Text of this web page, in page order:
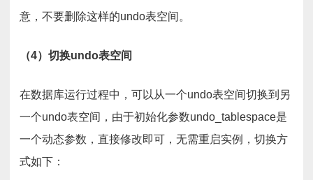
意，不要删除这样的undo表空间。
（4）切换undo表空间
在数据库运行过程中，可以从一个undo表空间切换到另
一个undo表空间，由于初始化参数undo_tablespace是
一个动态参数，直接修改即可，无需重启实例，切换方
式如下：